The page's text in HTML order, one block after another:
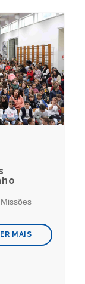
MAIS